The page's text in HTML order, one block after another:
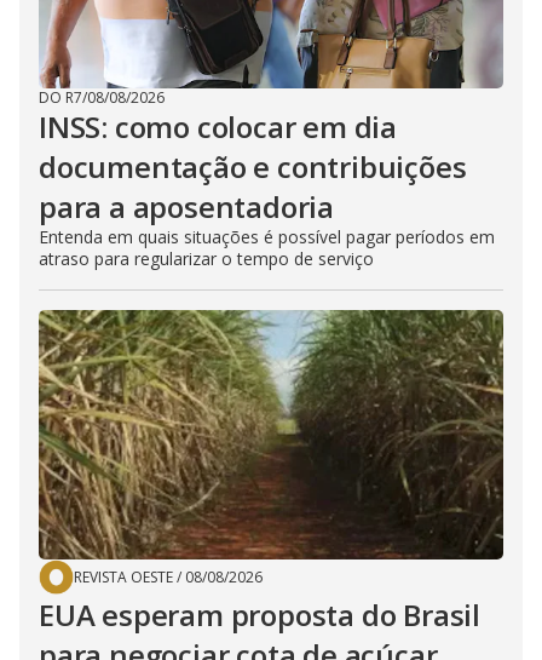
DO R7/08/08/2026
INSS: como colocar em dia
documentação e contribuições
para a aposentadoria
Entenda em quais situações é possível pagar períodos em
atraso para regularizar o tempo de serviço
REVISTA OESTE/ 08/08/2026
EUA esperam proposta do Brasil